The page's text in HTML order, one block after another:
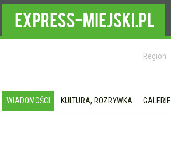
Region:
WIADOMOŚCI KULTURA, ROZRYWKA GALERIE